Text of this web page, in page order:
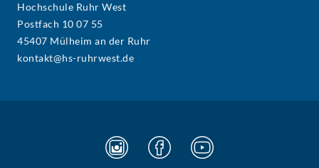
Hochschule Ruhr West
Postfach 10 07 55
45407 Mülheim an der Ruhr
kontakt@hs-ruhrwest.de